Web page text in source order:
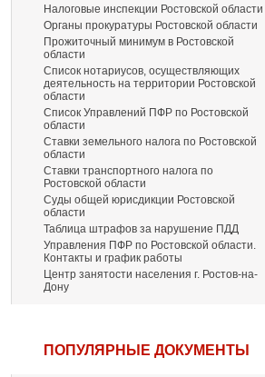
Налоговые инспекции Ростовской области
Органы прокуратуры Ростовской области
Прожиточный минимум в Ростовской
области
Список нотариусов, осуществляющих
деятельность на территории Ростовской
области
Список Управлений ПФР по Ростовской
области
Ставки земельного налога по Ростовской
области
Ставки транспортного налога по
Ростовской области
Суды общей юрисдикции Ростовской
области
Таблица штрафов за нарушение ПДД
Управления ПФР по Ростовской области.
Контакты и график работы
Центр занятости населения г. Ростов-на-
Дону
ПОПУЛЯРНЫЕ ДОКУМЕНТЫ